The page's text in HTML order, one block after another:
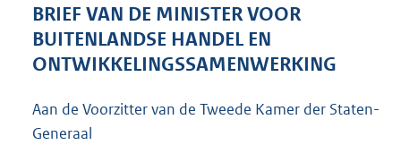
e
:
5
b
BRIEF VAN DE MINISTER VOOR
BUITENLANDSE HANDEL EN
ONTWIKKELINGSSAMENWERKING
Aan de Voorzitter van de Tweede Kamer der Staten-
Generaal